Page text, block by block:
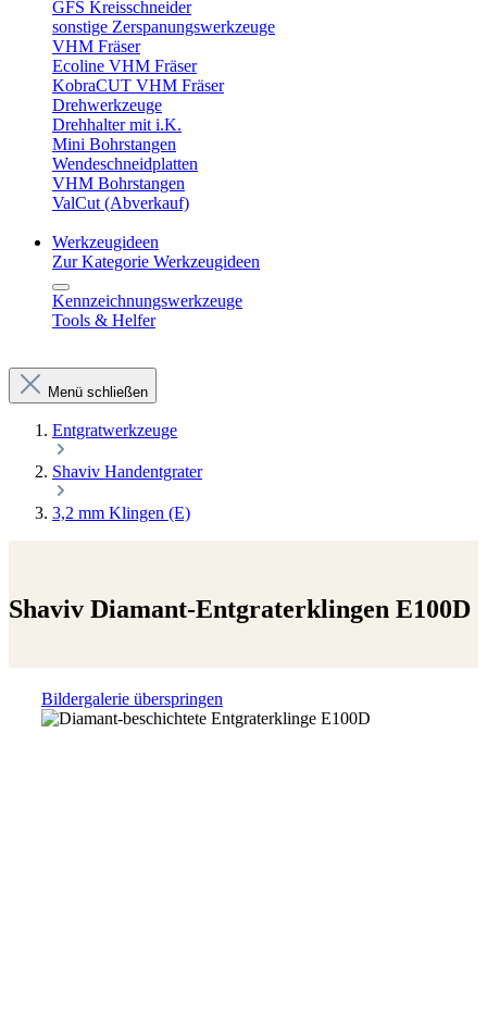
GFS Kreisschneider
sonstige Zerspanungswerkzeuge
VHM Fräser
Ecoline VHM Fräser
KobraCUT VHM Fräser
Drehwerkzeuge
Drehhalter mit i.K.
Mini Bohrstangen
Wendeschneidplatten
VHM Bohrstangen
ValCut (Abverkauf)
Werkzeugideen
Zur Kategorie Werkzeugideen
Kennzeichnungswerkzeuge
Tools & Helfer
Menü schließen
Entgratwerkzeuge
Shaviv Handentgrater
3,2 mm Klingen (E)
Shaviv Diamant-Entgraterklingen E100D
Bildergalerie überspringen